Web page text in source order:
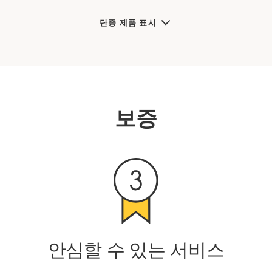
단종 제품 표시
보증
안심할 수 있는 서비스